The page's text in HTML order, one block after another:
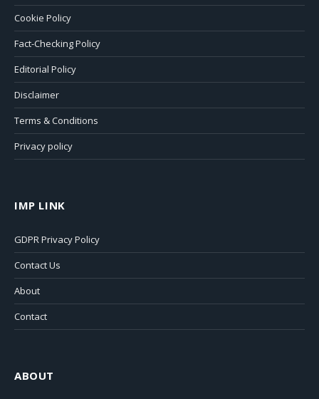
Cookie Policy
Fact-Checking Policy
Editorial Policy
Disclaimer
Terms & Conditions
Privacy policy
IMP LINK
GDPR Privacy Policy
Contact Us
About
Contact
ABOUT